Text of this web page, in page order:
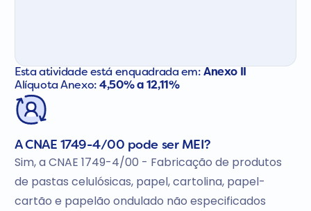
Esta atividade está enquadrada em:Anexo II
Alíquota Anexo:4,50% a 12,11%
A CNAE 1749-4/00 pode ser MEI?
Sim, a CNAE 1749-4/00 - Fabricação de produtos
de pastas celulósicas, papel, cartolina, papel-
cartão e papelão ondulado não especificados